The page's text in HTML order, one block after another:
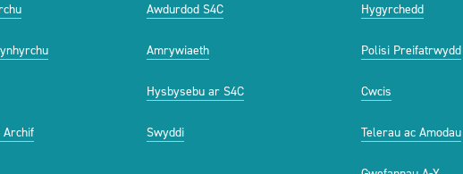
Archif
Awdurdod S4C
Amrywiaeth
Hysbysebu ar S4C
Swyddi
Hygyrchedd
Polisi Preifatrwydd
Cwcis
Telerau ac Amodau